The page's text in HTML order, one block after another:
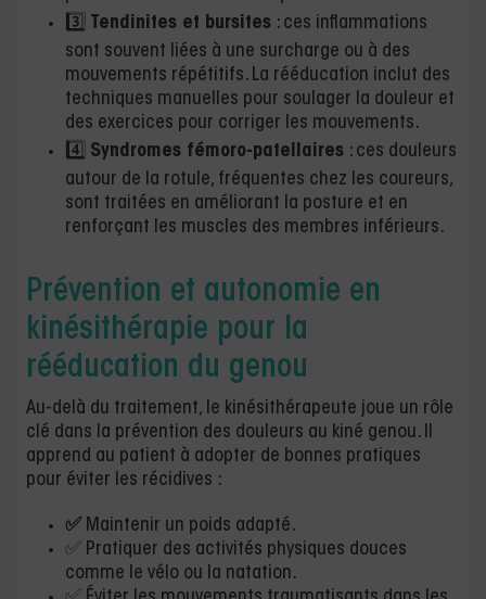
3️⃣ Tendinites et bursites : ces inflammations
sont souvent liées à une surcharge ou à des
mouvements répétitifs. La rééducation inclut des
techniques manuelles pour soulager la douleur et
des exercices pour corriger les mouvements.
4️⃣ Syndromes fémoro-patellaires : ces douleurs
autour de la rotule, fréquentes chez les coureurs,
sont traitées en améliorant la posture et en
renforçant les muscles des membres inférieurs.
Prévention et autonomie en
kinésithérapie pour la
rééducation du genou
Au-delà du traitement, le kinésithérapeute joue un rôle
clé dans la prévention des douleurs au kiné genou. Il
apprend au patient à adopter de bonnes pratiques
pour éviter les récidives :
✅ Maintenir un poids adapté.
✅ Pratiquer des activités physiques douces
comme le vélo ou la natation.